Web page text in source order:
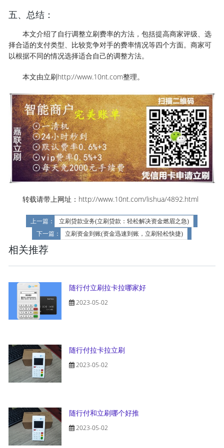
五、总结：
本文介绍了自行调整立刷费率的方法，包括提高商家评级、选
择合适的支付类型、比较竞争对手的费率情况等四个方面。商家可
以根据不同的情况选择适合自己的调整方法。
本文由立刷http://www.10nt.com整理。
转载请带上网址：http://www.10nt.com/lishua/4892.html
上一篇：
立刷贷款业务(立刷贷款：轻松解决资金燃眉之急)
下一篇：
立刷资金到账(资金迅速到账，立刷轻松快捷)
相关推荐
随行付立刷拉卡拉哪家好
2023-05-02
随行付拉卡拉立刷
2023-05-02
随行付和立刷哪个好推
2023-05-02